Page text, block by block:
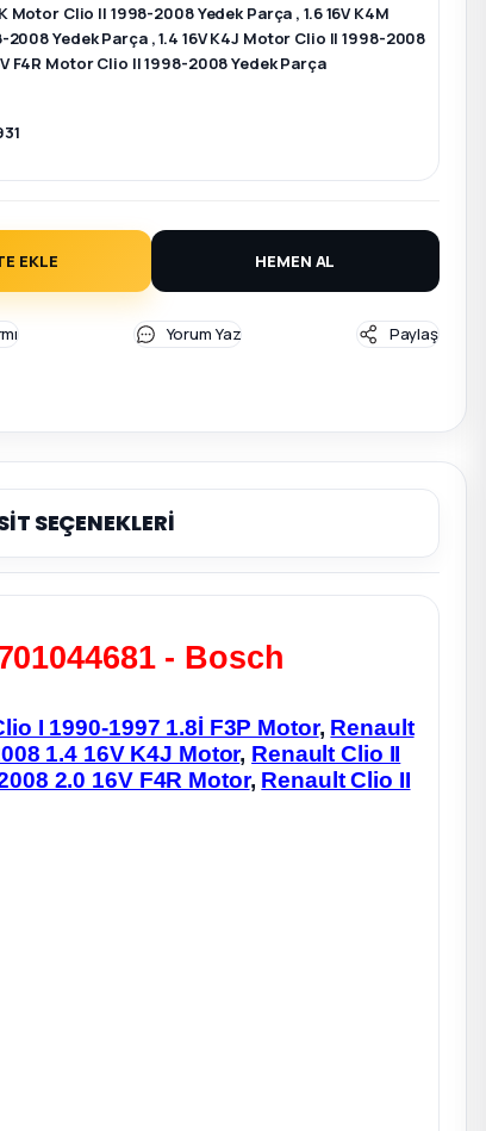
Motor Clio II 1998-2008 Yedek Parça , 1.6 16V K4M
2008 Yedek Parça ,1.4 16V K4J Motor Clio II 1998-2008
F4R Motor Clio II 1998-2008 Yedek Parça
EKLE HEMEN AL
Yorum Yaz Paylaş
SEÇENEKLERİ
- Bosch
I 1990-1997 1.8İ F3P Motor, Renault
1.4 16V K4J Motor, Renault Clio II
2.0 16V F4R Motor, Renault Clio II